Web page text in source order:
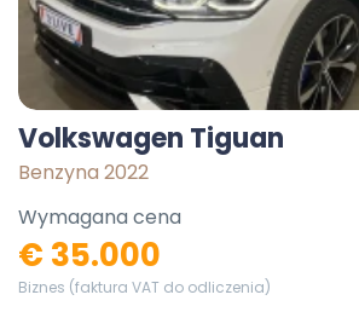
Volkswagen Tiguan
Benzyna 2022
Wymagana cena
€ 35.000
Biznes (faktura VAT do odliczenia)